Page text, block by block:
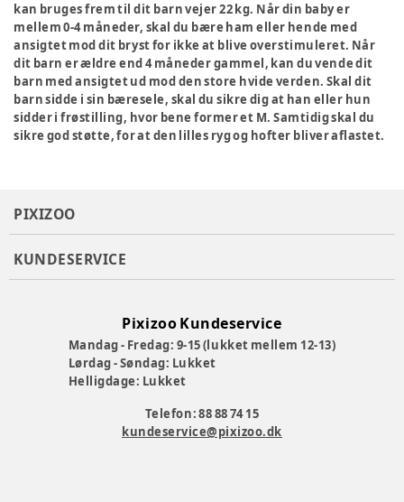
kan bruges frem til dit barn vejer 22 kg. Når din baby er
mellem 0-4 måneder, skal du bære ham eller hende med
ansigtet mod dit bryst for ikke at blive overstimuleret. Når
dit barn er ældre end 4 måneder gammel, kan du vende dit
barn med ansigtet ud mod den store hvide verden. Skal dit
barn sidde i sin bæresele, skal du sikre dig at han eller hun
sidder i frøstilling, hvor bene former et M. Samtidig skal du
sikre god støtte, for at den lilles ryg og hofter bliver aflastet.
PIXIZOO
KUNDESERVICE
Pixizoo Kundeservice
Mandag - Fredag: 9-15 (lukket mellem 12-13)
Lørdag - Søndag: Lukket
Helligdage: Lukket
Telefon: 88 88 74 15
kundeservice@pixizoo.dk